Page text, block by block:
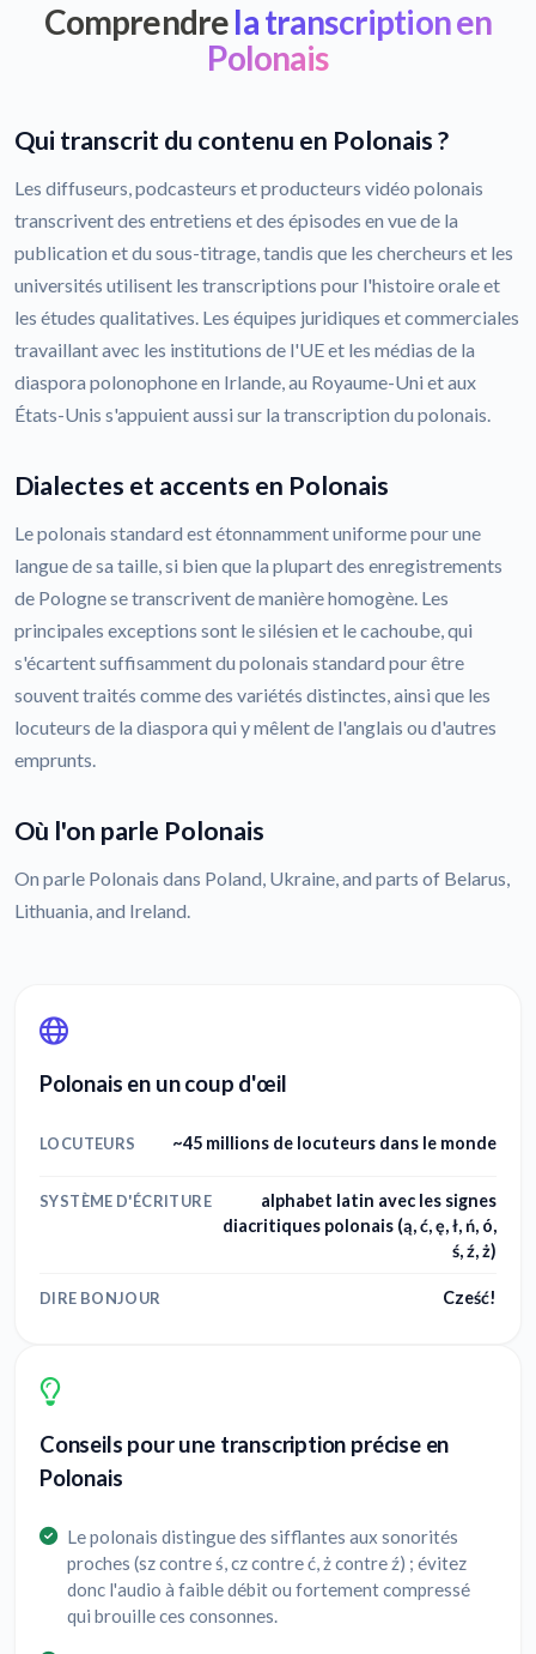
Comprendrela transcription en
Polonais
Qui transcrit du contenu en Polonais ?
Les diffuseurs, podcasteurs et producteurs vidéo polonais
transcrivent des entretiens et des épisodes en vue de la
publication et du sous-titrage, tandis que les chercheurs et les
universités utilisent les transcriptions pour l'histoire orale et
les études qualitatives. Les équipes juridiques et commerciales
travaillant avec les institutions de l'UE et les médias de la
diaspora polonophone en Irlande, au Royaume-Uni et aux
États-Unis s'appuient aussi sur la transcription du polonais.
Dialectes et accents en Polonais
Le polonais standard est étonnamment uniforme pour une
langue de sa taille, si bien que la plupart des enregistrements
de Pologne se transcrivent de manière homogène. Les
principales exceptions sont le silésien et le cachoube, qui
s'écartent suffisamment du polonais standard pour être
souvent traités comme des variétés distinctes, ainsi que les
locuteurs de la diaspora qui y mêlent de l'anglais ou d'autres
emprunts.
Où l'on parle Polonais
On parle Polonais dans Poland, Ukraine, and parts of Belarus,
Lithuania, and Ireland.
Polonais en un coup d'œil
LOCUTEURS ~45 millions de locuteurs dans le monde
SYSTÈME D'ÉCRITURE
alphabet latin avec les signes
diacritiques polonais (ą, ć, ę, ł, ń, ó,
ś, ź, ż)
DIRE BONJOUR Cześć!
Conseils pour une transcription précise en
Polonais
Le polonais distingue des sifflantes aux sonorités
proches (sz contre ś, cz contre ć, ż contre ź) ; évitez
donc l'audio à faible débit ou fortement compressé
qui brouille ces consonnes.